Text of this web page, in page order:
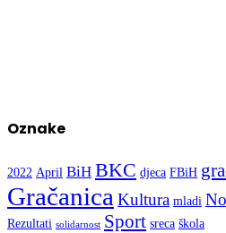
Oznake
2022 April BiH BKC djeca FBiH
GračanicaKultura mladi
Rezultati solidarnost Sport sreca škola